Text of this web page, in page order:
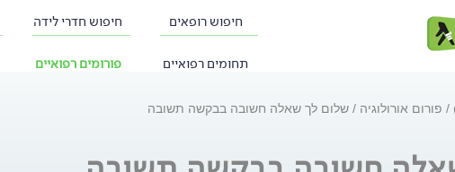
חיפוש רופאים חיפוש חדרי לידה
תחומים רפואיים פורומים רפואיים
פורום אורולוגיה שלום לך שאלה חשובה בבקשה תשובה